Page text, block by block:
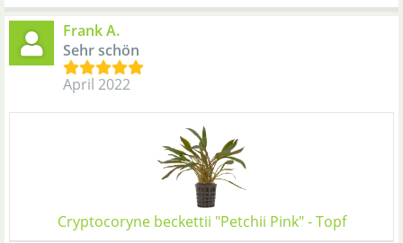
Frank A.
Sehr schön
April 2022
Cryptocoryne beckettii "Petchii Pink" - Topf